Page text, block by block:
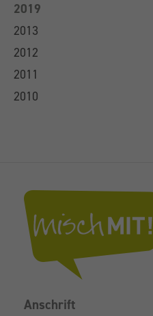
2019
2013
2012
2011
2010
Anschrift